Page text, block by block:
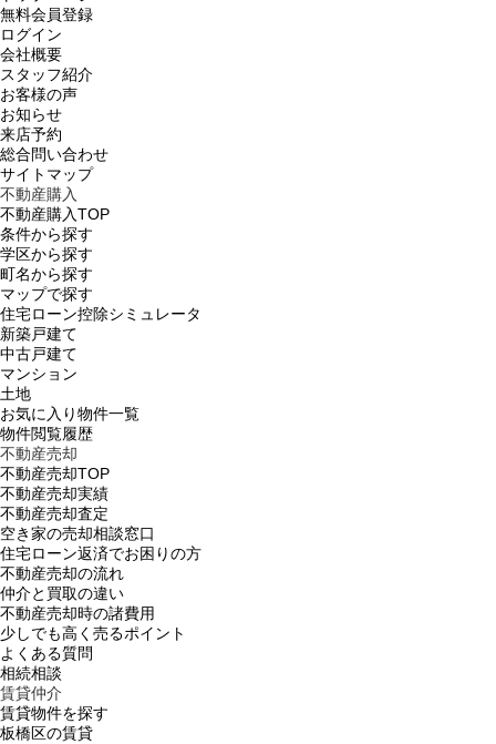
無料会員登録
ログイン
会社概要
スタッフ紹介
お客様の声
お知らせ
来店予約
総合問い合わせ
サイトマップ
不動産購入
不動産購入TOP
条件から探す
学区から探す
町名から探す
マップで探す
住宅ローン控除シミュレータ
新築戸建て
中古戸建て
マンション
土地
お気に入り物件一覧
物件閲覧履歴
不動産売却
不動産売却TOP
不動産売却実績
不動産売却査定
空き家の売却相談窓口
住宅ローン返済でお困りの方
不動産売却の流れ
仲介と買取の違い
不動産売却時の諸費用
少しでも高く売るポイント
よくある質問
相続相談
賃貸仲介
賃貸物件を探す
板橋区の賃貸